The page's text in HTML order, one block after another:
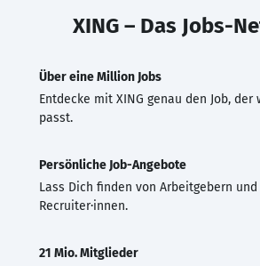
XING – Das Jobs-
Über eine Million Jobs
Entdecke mit XING genau den Job, der
passt.
Persönliche Job-Angebote
Lass Dich finden von Arbeitgebern und
Recruiter·innen.
21 Mio. Mitglieder